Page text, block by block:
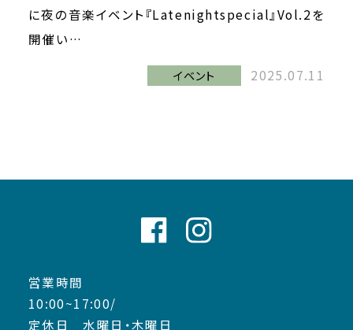
に夜の音楽イベント『Latenightspecial』Vol.2を
開催い…
イベント 2025.07.11
営業時間
10:00~17:00/
定休日 水曜日・木曜日